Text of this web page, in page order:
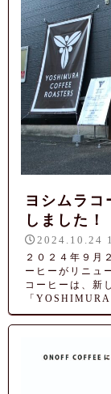
ヨシムラコ
しました！
2024.10.24
２０２４年９月
ーヒーがリニュ
コーヒーは、新
「